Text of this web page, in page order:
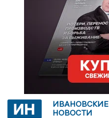
ИВАНОВСКИЕ
НОВОСТИ